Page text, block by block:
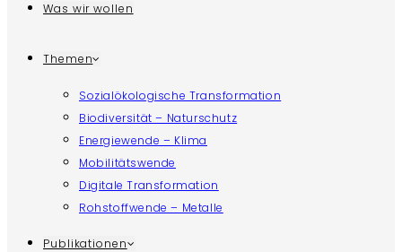
Was wir wollen
Themen
Sozialökologische Transformation
Biodiversität – Naturschutz
Energiewende – Klima
Mobilitätswende
Digitale Transformation
Rohstoffwende – Metalle
Publikationen